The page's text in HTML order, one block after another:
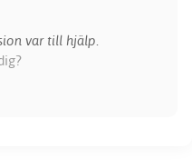
var till hjälp.